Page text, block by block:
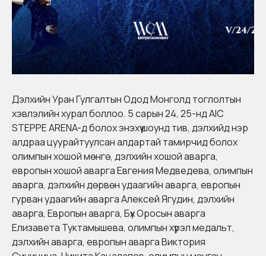
Дэлхийн Уран Гулгалтын Одод Монголд тоглолтын
хэвлэлийн хурал боллоо. 5 сарын 24, 25-ндAIC
STEPPE ARENA-д болох энэхүү шоунд тив, дэлхийд нэр
алдраа цуурайтуулсан алдартай тамирчид болох
олимпын хошой мөнгө, дэлхийн хошой аварга,
европын хошой аварга Евгения Медведева, олимпын
аварга, дэлхийн дөрвөн удаагийн аварга, европын
гурван удаагийн аварга Алексей Ягудин, дэлхийн
аварга, Европын аварга, Бүх Оросын аварга
Елизавета Туктамышева, олимпын хүрэл медальт,
дэлхийн аварга, европын аварга Виктория